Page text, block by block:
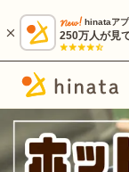
hinataアプ
250万人が見